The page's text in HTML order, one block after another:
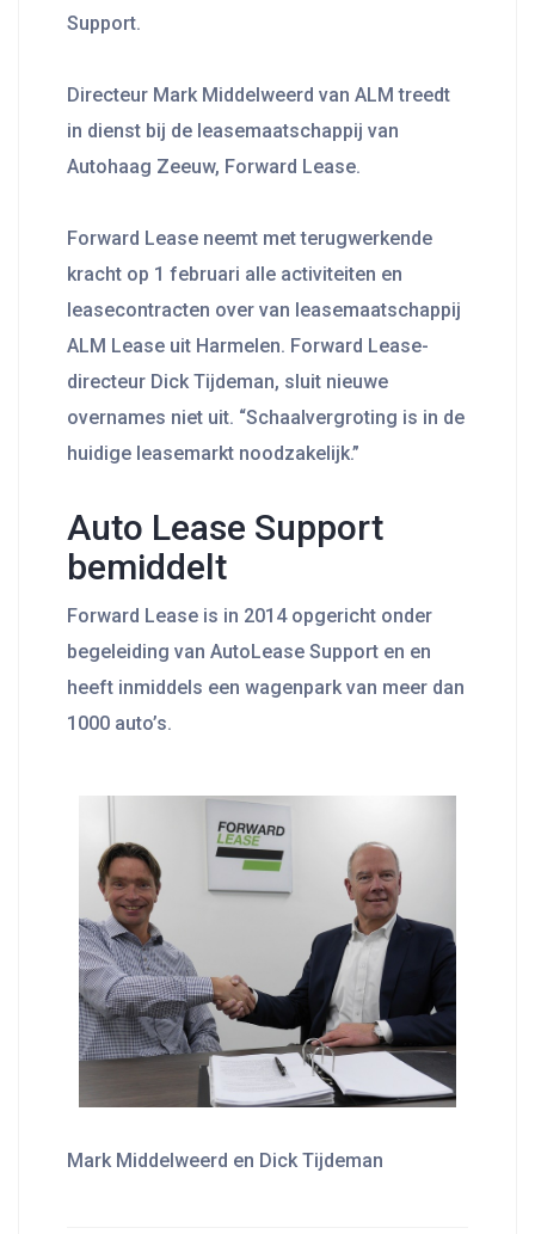
Support.
Directeur Mark Middelweerd van ALM treedt
in dienst bij de leasemaatschappij van
Autohaag Zeeuw, Forward Lease.
Forward Lease neemt met terugwerkende
kracht op 1 februari alle activiteiten en
leasecontracten over van leasemaatschappij
ALM Lease uit Harmelen. Forward Lease-
directeur Dick Tijdeman, sluit nieuwe
overnames niet uit. “Schaalvergroting is in de
huidige leasemarkt noodzakelijk.”
Auto Lease Support
bemiddelt
Forward Lease is in 2014 opgericht onder
begeleiding van AutoLease Support en en
heeft inmiddels een wagenpark van meer dan
1000 auto’s.
Mark Middelweerd en Dick Tijdeman